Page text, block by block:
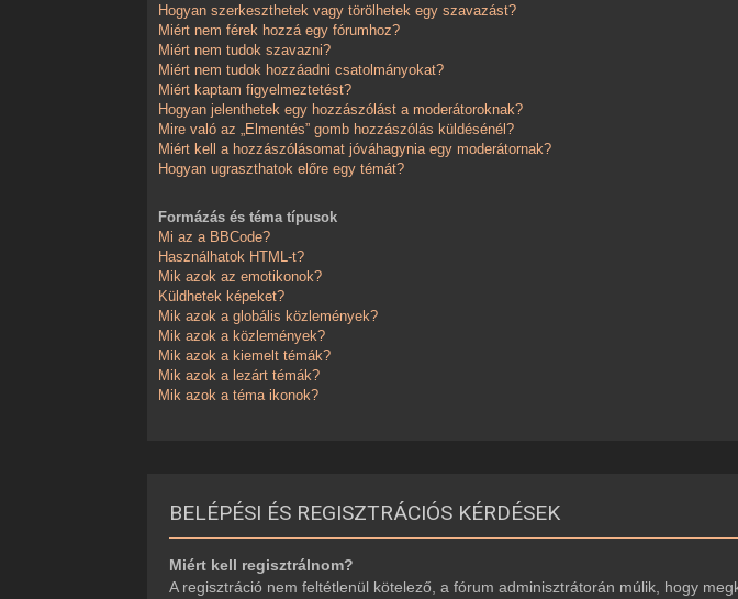
Hogyan szerkeszthetek vagy törölhetek egy szavazást?
Miért nem férek hozzá egy fórumhoz?
Miért nem tudok szavazni?
Miért nem tudok hozzáadni csatolmányokat?
Miért kaptam figyelmeztetést?
Hogyan jelenthetek egy hozzászólást a moderátoroknak?
Mire való az „Elmentés” gomb hozzászólás küldésénél?
Miért kell a hozzászólásomat jóváhagynia egy moderátornak?
Hogyan ugraszthatok előre egy témát?
Formázás és téma típusok
Mi az a BBCode?
Használhatok HTML-t?
Mik azok az emotikonok?
Küldhetek képeket?
Mik azok a globális közlemények?
Mik azok a közlemények?
Mik azok a kiemelt témák?
Mik azok a lezárt témák?
Mik azok a téma ikonok?
BELÉPÉSI ÉS REGISZTRÁCIÓS KÉRDÉSEK
Miért kell regisztrálnom?
A regisztráció nem feltétlenül kötelező, a fórum adminisztrátorán múlik, hogy